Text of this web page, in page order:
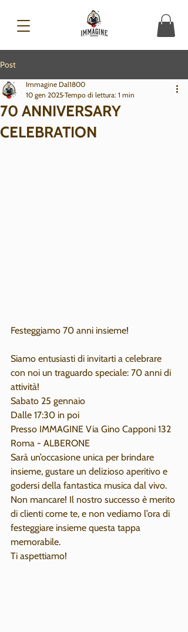
Post
70 ANNIVERSARY
CELEBRATION
Immagine Dal1800
10 gen 2025 Tempo di lettura: 1 min
Festeggiamo 70 anni insieme!
Siamo entusiasti di invitarti a celebrare
con noi un traguardo speciale: 70 anni di
attività!
Sabato 25 gennaio
Dalle 17:30 in poi
Presso IMMAGINE Via Gino Capponi 132
Roma - ALBERONE
Sarà un’occasione unica per brindare
insieme, gustare un delizioso aperitivo e
godersi della fantastica musica dal vivo.
Non mancare! Il nostro successo è merito
di clienti come te, e non vediamo l’ora di
festeggiare insieme questa tappa
memorabile.
Ti aspettiamo!